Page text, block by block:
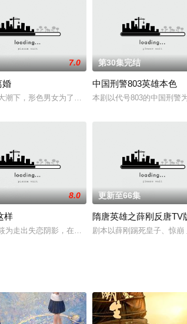
欲坠，社会动荡不安。曹家二少爷曹光汉（朱雨辰
准备结婚。他们想一切从简，登记以后两家人一起
7.0
婚
潮下，形色男女为了金钱忙忙碌碌。眼见周围的人
第30集完结
中国刑警803英雄本色
本剧以代号803的中国刑警
的和平统一战线为时代背景，整体蕴含着一种浓浓的
8.0
样
为走出失恋阴影，在网上订购了一款情感陪护型机器
更新至66集
隋唐英雄之薛刚反唐TV
剧本以薛刚踢死皇子、惊